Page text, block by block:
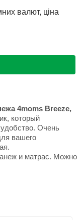
валют, ціна
4moms Breeze,
который
Очень
вашего
и матрас. Можно